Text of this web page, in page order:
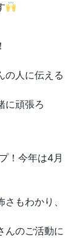
の人に伝える
に頑張ろ
！今年は4月
もわかり、
んのご活動に